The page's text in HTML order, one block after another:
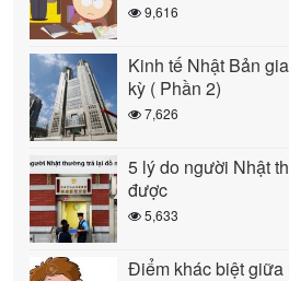
9,616
Kinh tế Nhật Bản
kỳ ( Phần 2)
7,626
5 lý do người Nhật
được
5,633
Điểm khác biệt giữa